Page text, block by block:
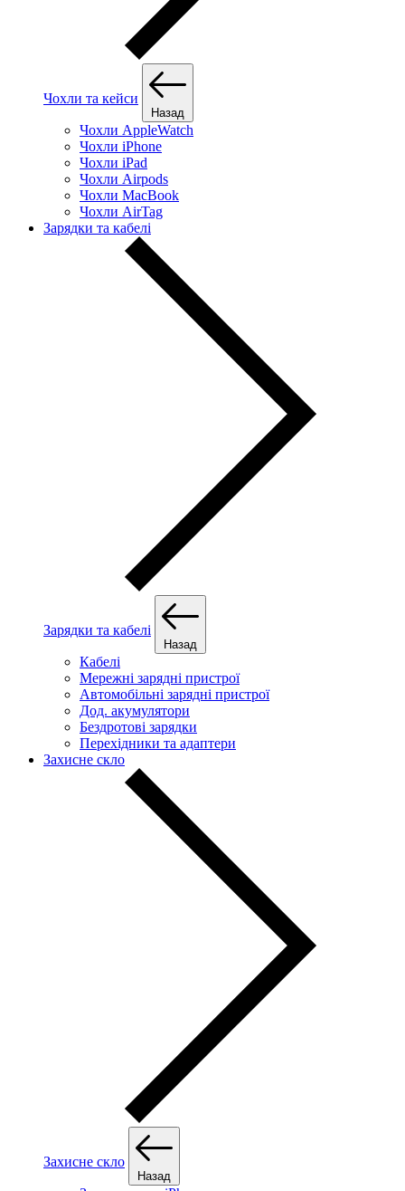
Чохли та кейси
Назад
Чохли AppleWatch
Чохли iPhone
Чохли iPad
Чохли Airpods
Чохли MacBook
Чохли AirTag
Зарядки та кабелі
Зарядки та кабелі
Назад
Кабелі
Мережні зарядні пристрої
Автомобільні зарядні пристрої
Дод. акумулятори
Бездротові зарядки
Перехідники та адаптери
Захисне скло
Захисне скло
Назад